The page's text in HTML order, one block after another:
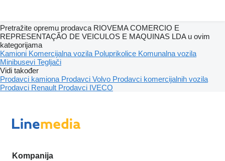
Pretražite opremu prodavca RIOVEMA COMERCIO E
REPRESENTAÇÃO DE VEICULOS E MAQUINAS LDA u ovim
kategorijama
Kamioni Komercijalna vozila Poluprikolice Komunalna vozila
Minibusevi Tegljači
Vidi također
Prodavci kamiona Prodavci Volvo Prodavci komercijalnih vozila
Prodavci Renault Prodavci IVECO
Kompanija